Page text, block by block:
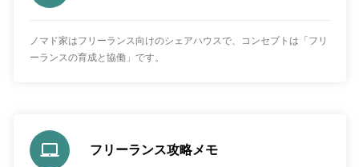
ノマド家はフリーランス向けのシェアハウスで、コンセプトは「フリ
ーランスの育成と協働」です。
フリーランス攻略メモ